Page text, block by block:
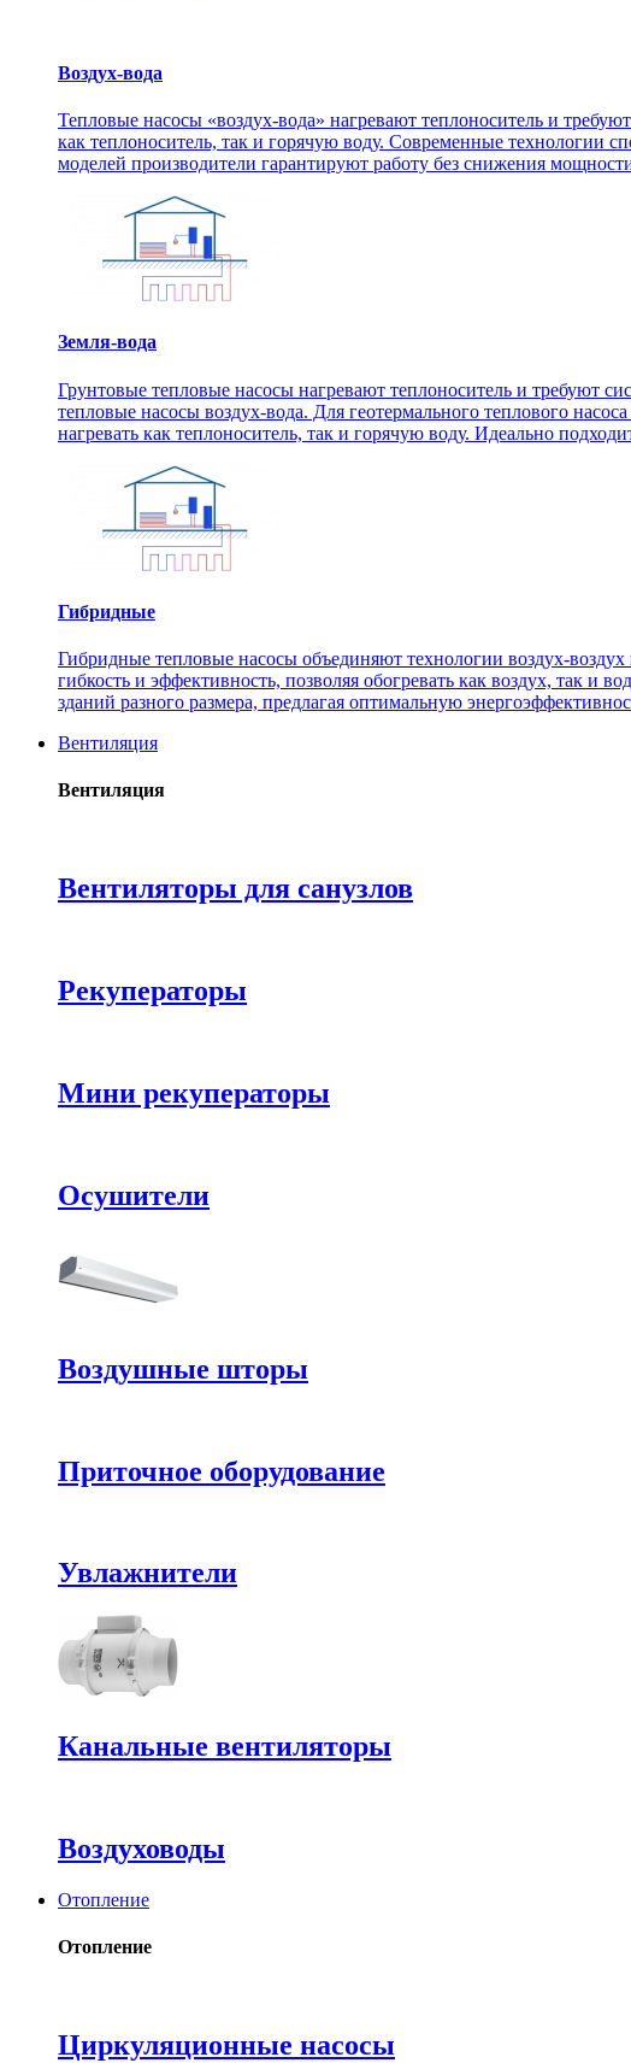
Воздух-вода
Тепловые насосы «воздух-вода» нагревают теплоноситель и
как теплоноситель, так и горячую воду. Современные технологии
моделей производители гарантируют работу без снижения
Земля-вода
Грунтовые тепловые насосы нагревают теплоноситель и требуют
тепловые насосы воздух-вода. Для геотермального теплового
нагревать как теплоноситель, так и горячую воду. Идеально
Гибридные
Гибридные тепловые насосы объединяют технологии воздух-
гибкость и эффективность, позволяя обогревать как воздух, так
зданий разного размера, предлагая оптимальную
Вентиляция
Вентиляция
Вентиляторы для санузлов
Рекуператоры
Мини рекуператоры
Осушители
Воздушные шторы
Приточное оборудование
Увлажнители
Канальные вентиляторы
Воздуховоды
Отопление
Отопление
Циркуляционные насосы